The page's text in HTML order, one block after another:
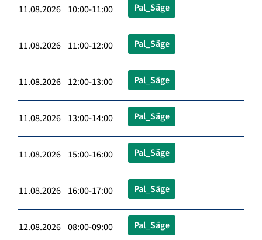
11.08.2026 10:00-11:00 Pal_Säge
11.08.2026 11:00-12:00 Pal_Säge
11.08.2026 12:00-13:00 Pal_Säge
11.08.2026 13:00-14:00 Pal_Säge
11.08.2026 15:00-16:00 Pal_Säge
11.08.2026 16:00-17:00 Pal_Säge
12.08.2026 08:00-09:00 Pal_Säge